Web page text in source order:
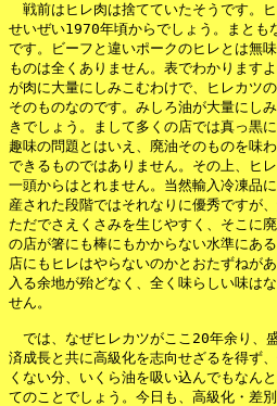
戦前はヒレ肉は捨てていたそうです。
せいぜい1970年頃からでしょう。まとも
です。ビーフと違いポークのヒレとは無
ものは全くありません。表でわかります
が肉に大量にしみこむわけで、ヒレカツ
そのものなのです。みしろ油が大量にし
きでしょう。まして多くの店では真っ黒
趣味の問題とはいえ、廃油そのものを味
できるものではありません。その上、ヒ
一頭からはとれません。当然輸入冷凍品
産された段階ではそれなりに優秀ですが
ただでさえくさみを生じやすく、そこに
の店が箸にも棒にもかからない水準にあ
店にもヒレはやらないのかとおたずねが
入る余地が殆どなく、全く味らしい味は
せん。
では、なぜヒレカツがここ20年余り、
済成長と共に高級化を志向せざるを得ず
くない分、いくら油を吸い込んでもなん
てのことでしょう。今日も、高級化・差